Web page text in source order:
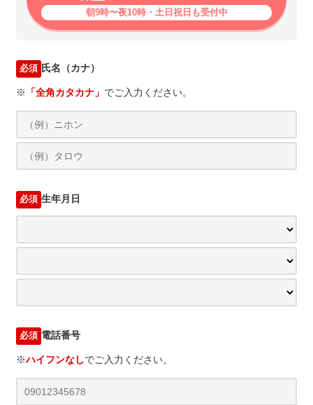
朝9時〜夜10時・土日祝日も受付中
必須 氏名（カナ）
※ 「全角カタカナ」 でご入力ください。
必須 生年月日
必須 電話番号
※ハイフンなしでご入力ください。